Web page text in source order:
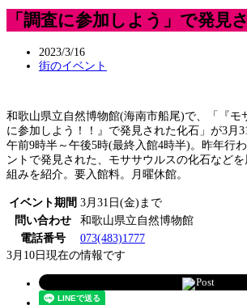
「調査に参加しよう」で発見
2023/3/16
街のイベント
和歌山県立自然博物館(海南市船尾)で、「『モ
に参加しよう！！』で発見された化石」が3月
午前9時半～午後5時(最終入館4時半)。昨年行
ントで発見された、モササウルスの化石など
組みを紹介。要入館料。月曜休館。
イベント期間 3月31日(金)まで
問い合わせ
和歌山県立自然博物館
電話番号
073(483)1777
3月10日現在の情報です
Post